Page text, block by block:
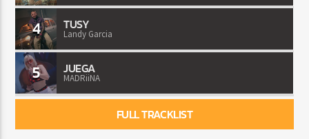
4 TUSY
Landy Garcia
5 JUEGA
MADRiiNA
FULL TRACKLIST